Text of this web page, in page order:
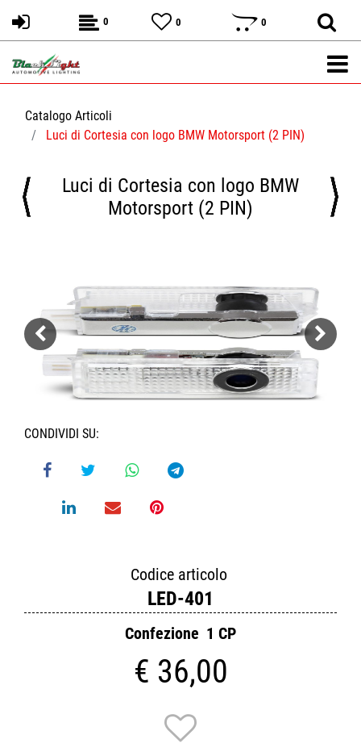
0 0 0
Catalogo Articoli
Luci di Cortesia con logo BMW Motorsport (2 PIN)
Luci di Cortesia con logo BMW
Motorsport (2 PIN)
CONDIVIDI SU:
Codice articolo
LED-401
Confezione 1 CP
€ 36,00